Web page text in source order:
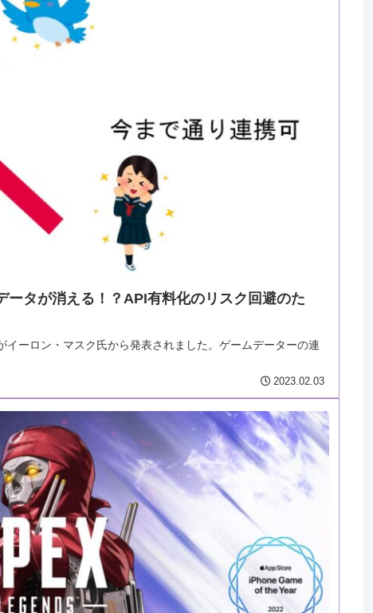
タが消える！？API有料化のリスク回避のた
ーロン・マスク氏から発表されました。ゲームデーターの連
2023.02.03